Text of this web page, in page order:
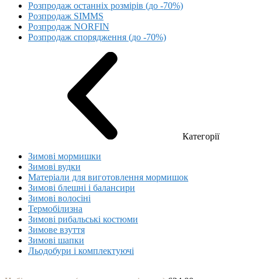
Розпродаж останніх розмірів (до -70%)
Розпродаж SIMMS
Розпродаж NORFIN
Розпродаж спорядження (до -70%)
Категорії
Зимові мормишки
Зимові вудки
Матеріали для виготовлення мормишок
Зимові блешні і балансири
Зимові волосіні
Термобілизна
Зимові рибальські костюми
Зимове взуття
Зимові шапки
Льодобури і комплектуючі